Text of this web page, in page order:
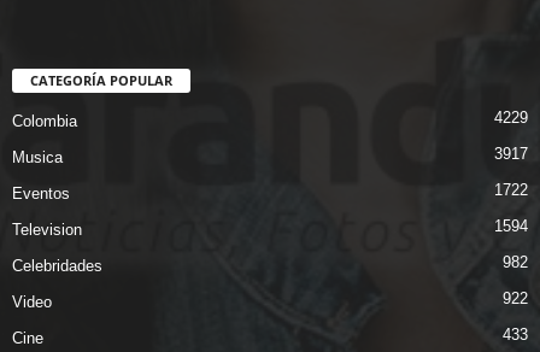
CATEGORÍA POPULAR
Colombia 4229
Musica 3917
Eventos 1722
Television 1594
Celebridades 982
Video 922
Cine 433